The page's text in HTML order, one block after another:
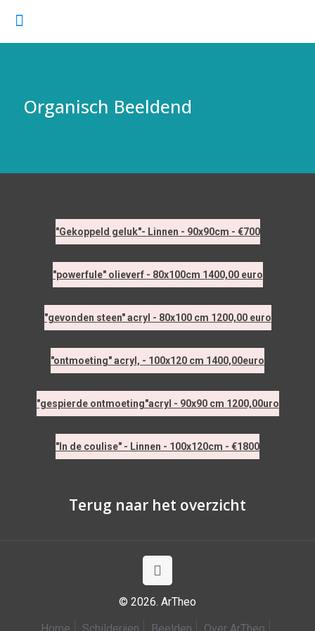
Organisch Beeldend
"Gekoppeld geluk"- Linnen - 90x90cm - €700
"powerfule" olieverf - 80x100cm 1400,00 euro
"gevonden steen" acryl - 80x100 cm 1200,00 euro
"ontmoeting" acryl, - 100x120 cm 1400,00euro
"gespierde ontmoeting"acryl - 90x90 cm 1200,00uro
"In de coulise" - Linnen - 100x120cm - €1800
Terug naar het overzicht
© 2026. ArTheo